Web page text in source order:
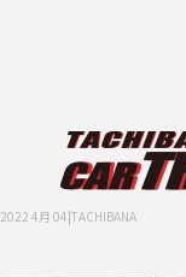
2022 4月 04|TACHIBANA